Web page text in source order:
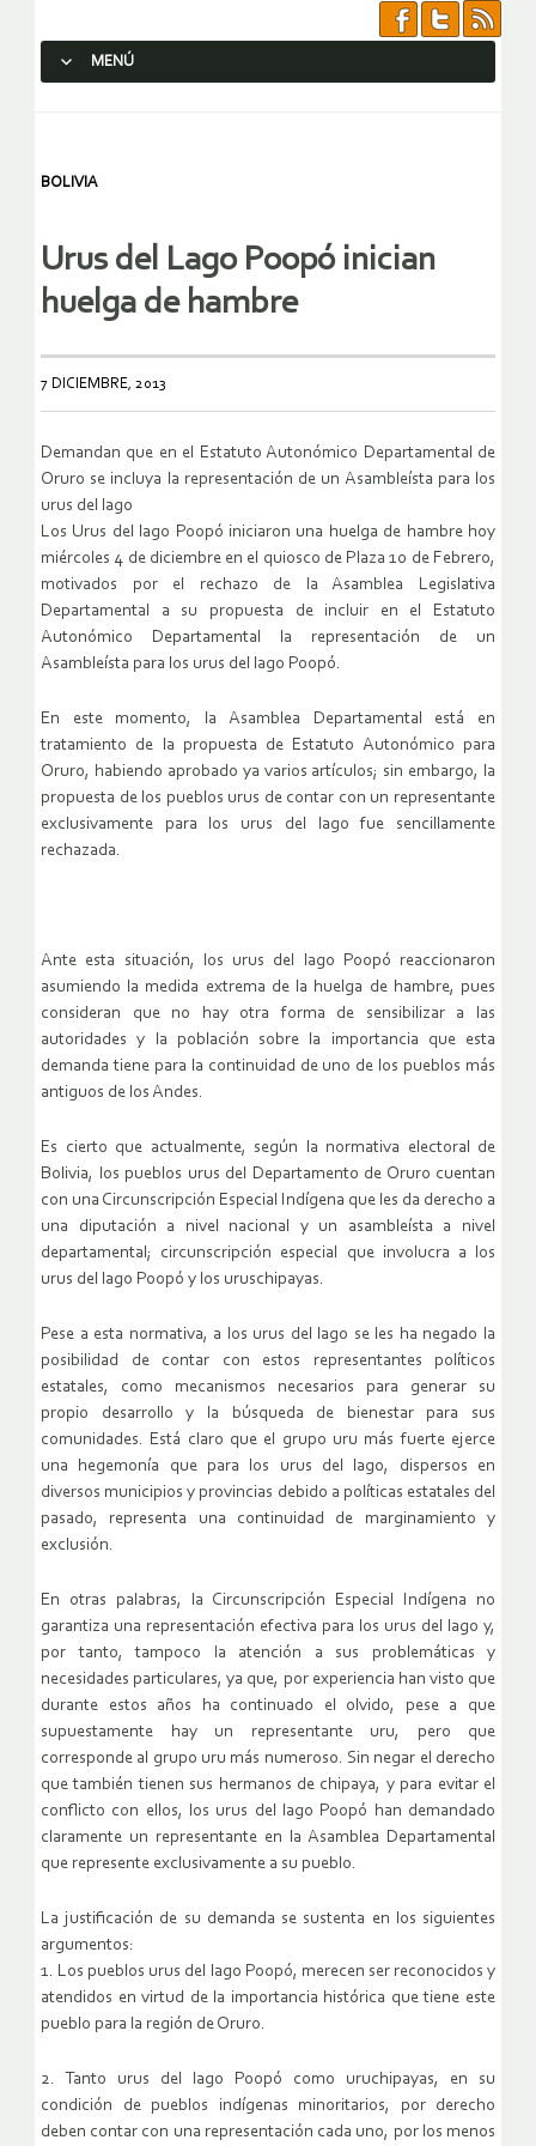
MENÚ
BOLIVIA
Urus del Lago Poopó inician
huelga de hambre
7 DICIEMBRE, 2013
Demandan que en el Estatuto Autonómico Departamental de
Oruro se incluya la representación de un Asambleísta para los
urus del lago
Los Urus del lago Poopó iniciaron una huelga de hambre hoy
miércoles 4 de diciembre en el quiosco de Plaza 10 de Febrero,
motivados por el rechazo de la Asamblea Legislativa
Departamental a su propuesta de incluir en el Estatuto
Autonómico Departamental la representación de un
Asambleísta para los urus del lago Poopó.
En este momento, la Asamblea Departamental está en
tratamiento de la propuesta de Estatuto Autonómico para
Oruro, habiendo aprobado ya varios artículos; sin embargo, la
propuesta de los pueblos urus de contar con un representante
exclusivamente para los urus del lago fue sencillamente
rechazada.
Ante esta situación, los urus del lago Poopó reaccionaron
asumiendo la medida extrema de la huelga de hambre, pues
consideran que no hay otra forma de sensibilizar a las
autoridades y la población sobre la importancia que esta
demanda tiene para la continuidad de uno de los pueblos más
antiguos de los Andes.
Es cierto que actualmente, según la normativa electoral de
Bolivia, los pueblos urus del Departamento de Oruro cuentan
con una Circunscripción Especial Indígena que les da derecho a
una diputación a nivel nacional y un asambleísta a nivel
departamental; circunscripción especial que involucra a los
urus del lago Poopó y los uruschipayas.
Pese a esta normativa, a los urus del lago se les ha negado la
posibilidad de contar con estos representantes políticos
estatales, como mecanismos necesarios para generar su
propio desarrollo y la búsqueda de bienestar para sus
comunidades. Está claro que el grupo uru más fuerte ejerce
una hegemonía que para los urus del lago, dispersos en
diversos municipios y provincias debido a políticas estatales del
pasado, representa una continuidad de marginamiento y
exclusión.
En otras palabras, la Circunscripción Especial Indígena no
garantiza una representación efectiva para los urus del lago y,
por tanto, tampoco la atención a sus problemáticas y
necesidades particulares, ya que, por experiencia han visto que
durante estos años ha continuado el olvido, pese a que
supuestamente hay un representante uru, pero que
corresponde al grupo uru más numeroso. Sin negar el derecho
que también tienen sus hermanos de chipaya, y para evitar el
conflicto con ellos, los urus del lago Poopó han demandado
claramente un representante en la Asamblea Departamental
que represente exclusivamente a su pueblo.
La justificación de su demanda se sustenta en los siguientes
argumentos:
1. Los pueblos urus del lago Poopó, merecen ser reconocidos y
atendidos en virtud de la importancia histórica que tiene este
pueblo para la región de Oruro.
2. Tanto urus del lago Poopó como uruchipayas, en su
condición de pueblos indígenas minoritarios, por derecho
deben contar con una representación cada uno, por los menos